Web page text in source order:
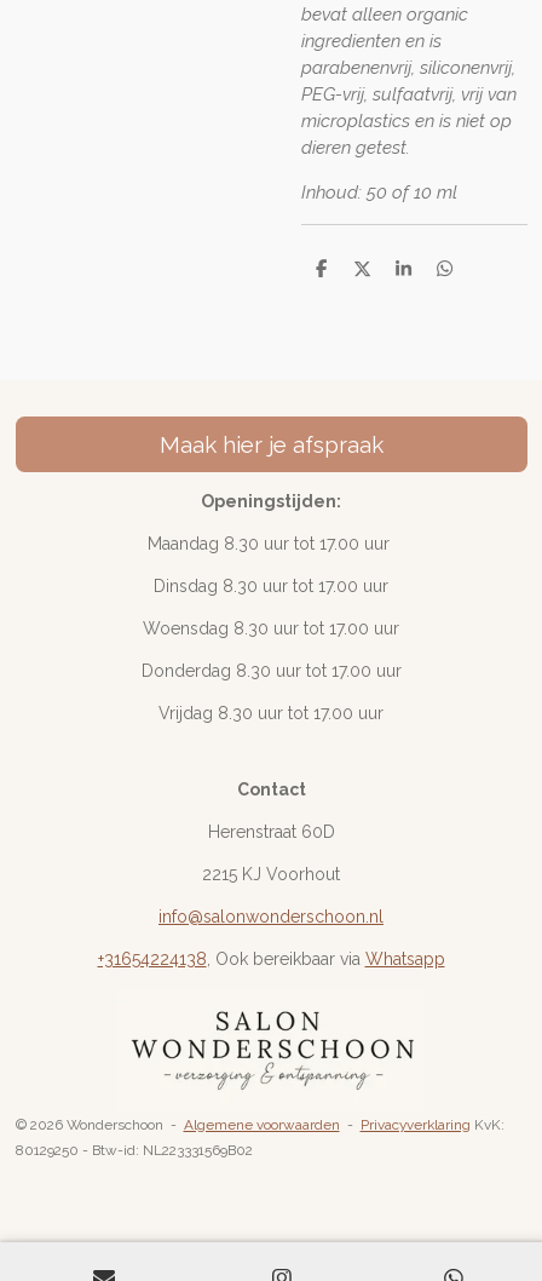
bevat alleen organic
ingredienten en is
parabenenvrij, siliconenvrij,
PEG-vrij, sulfaatvrij, vrij van
microplastics en is niet op
dieren getest.
Inhoud: 50 of 10 ml
D
D
S
D
Maak hier je afspraak
Openingstijden:
Maandag 8.30 uur tot 17.00 uur
Dinsdag 8.30 uur tot 17.00 uur
Woensdag 8.30 uur tot 17.00 uur
Donderdag 8.30 uur tot 17.00 uur
Vrijdag 8.30 uur tot 17.00 uur
Contact
Herenstraat 60D
2215 KJ Voorhout
info@salonwonderschoon.nl
+31654224138, Ook bereikbaar via Whatsapp
© 2026 Wonderschoon - Algemene voorwaarden - Privacyverklaring KvK:
80129250 - Btw-id: NL223331569B02